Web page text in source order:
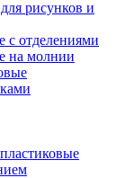
рисунков и
с отделениями
на молнии